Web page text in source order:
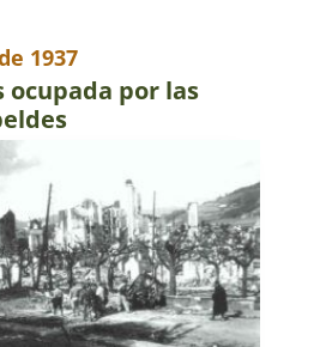
1937
ocupada por las